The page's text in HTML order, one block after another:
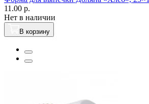
11.00 р.
Нет в наличии
В корзину